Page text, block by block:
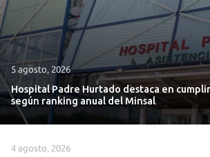
5 agosto, 2026
Hospital Padre Hurtado destaca en
según ranking anual del Minsal
4 agosto, 2026